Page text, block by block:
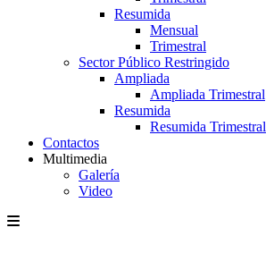
Resumida
Mensual
Trimestral
Sector Público Restringido
Ampliada
Ampliada Trimestral
Resumida
Resumida Trimestral
Contactos
Multimedia
Galería
Video